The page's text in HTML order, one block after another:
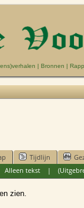
| Bronnen |
Tijdlijn
Alleen tekst|
zien.